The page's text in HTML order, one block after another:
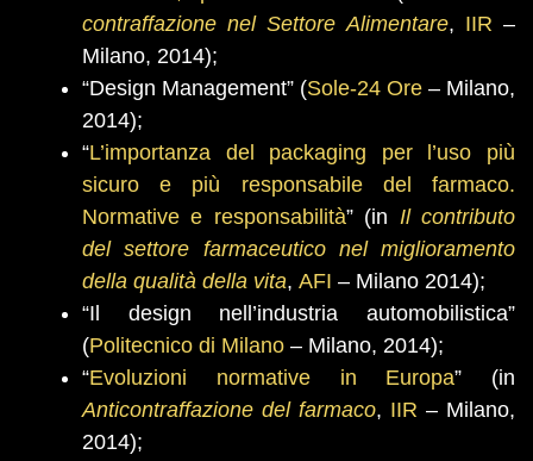
contraffazione nel Settore Alimentare, IIR –
Milano, 2014);
“Design Management” (Sole-24 Ore – Milano,
2014);
“L’importanza del packaging per l’uso più
sicuro e più responsabile del farmaco.
Normative e responsabilità” (in Il contributo
del settore farmaceutico nel miglioramento
della qualità della vita, AFI – Milano 2014);
“Il design nell’industria automobilistica”
(Politecnico di Milano – Milano, 2014);
“Evoluzioni normative in Europa” (in
Anticontraffazione del farmaco, IIR – Milano,
2014);